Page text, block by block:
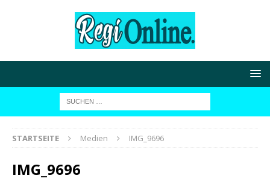
STARTSEITE Medien IMG_9696
IMG_9696